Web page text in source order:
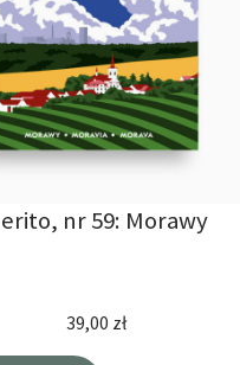
nr 59: Morawy
39,00 zł